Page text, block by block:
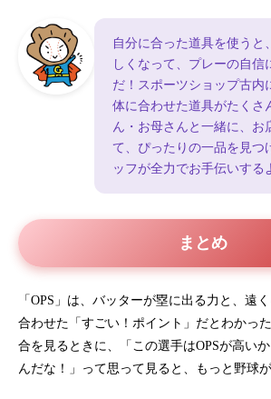
自分に合った道具を使うと
しくなって、プレーの自信
だ！スポーツショップ古内
体に合わせた道具がたくさ
ん・お母さんと一緒に、お
て、ぴったりの一品を見つ
ッフが全力でお手伝いする
まとめ
「OPS」は、バッターが塁に出る力と、遠
合わせた「すごい！ポイント」だとわかっ
合を見るときに、「この選手はOPSが高い
んだな！」って思って見ると、もっと野球